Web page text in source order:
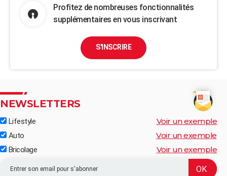
Profitez de nombreuses fonctionnalités
supplémentaires en vous inscrivant
S'INSCRIRE
NEWSLETTERS
Lifestyle Voir un exemple
Auto Voir un exemple
Bricolage Voir un exemple